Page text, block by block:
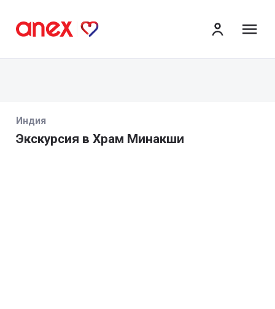
Индия
Экскурсия в Храм Минакши